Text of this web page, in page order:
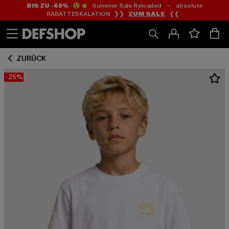
Zum
Inhalt
springen
Zum
Fußzeile
springen
BIS ZU -65%😲💥 Summer Sale Reloaded — absolute
RABATTESKALATION ❯❯ ZUM SALE ❮❮
ZURÜCK
-25%